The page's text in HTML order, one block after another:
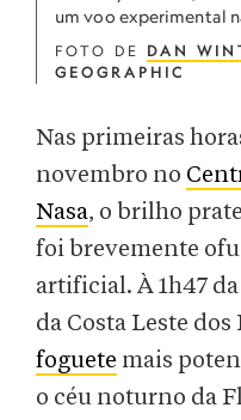
um voo experimental
FOTO DE DAN
GEOGRAPHIC
Nas primeiras
novembro no
Nasa, o brilho
foi brevemente
artificial. À 1h47
da Costa Leste
foguete mais
o céu noturno da